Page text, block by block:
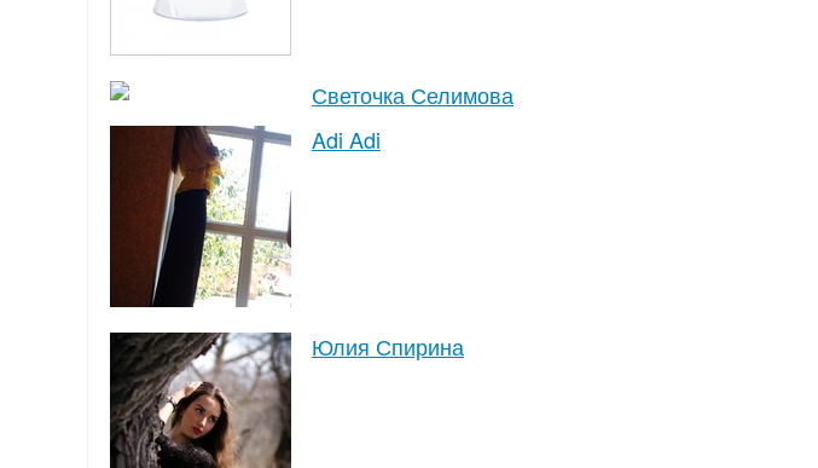
Светочка Селимова
Adi Adi
Юлия Спирина